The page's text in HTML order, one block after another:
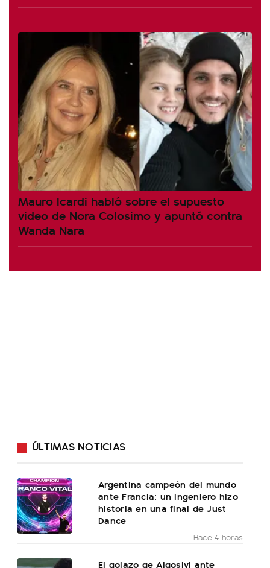
Mauro Icardi habló sobre el supuesto
video de Nora Colosimo y apuntó contra
Wanda Nara
ÚLTIMAS NOTICIAS
Argentina campeón del mundo
ante Francia: un ingeniero hizo
historia en una final de Just
Dance
Hace 4 horas
El golazo de Aldosivi ante